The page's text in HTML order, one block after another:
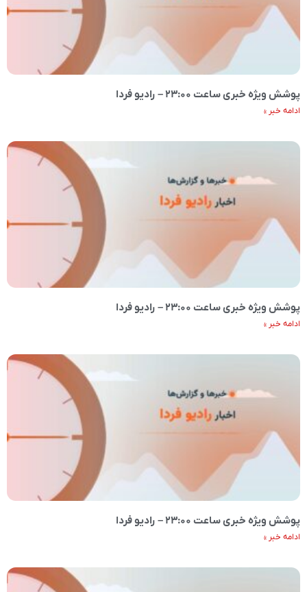
پوشش ویژه خبری ساعت ۲۳:۰۰ – رادیو فردا
ادامه خبر »
پوشش ویژه خبری ساعت ۲۳:۰۰ – رادیو فردا
ادامه خبر »
پوشش ویژه خبری ساعت ۲۳:۰۰ – رادیو فردا
ادامه خبر »